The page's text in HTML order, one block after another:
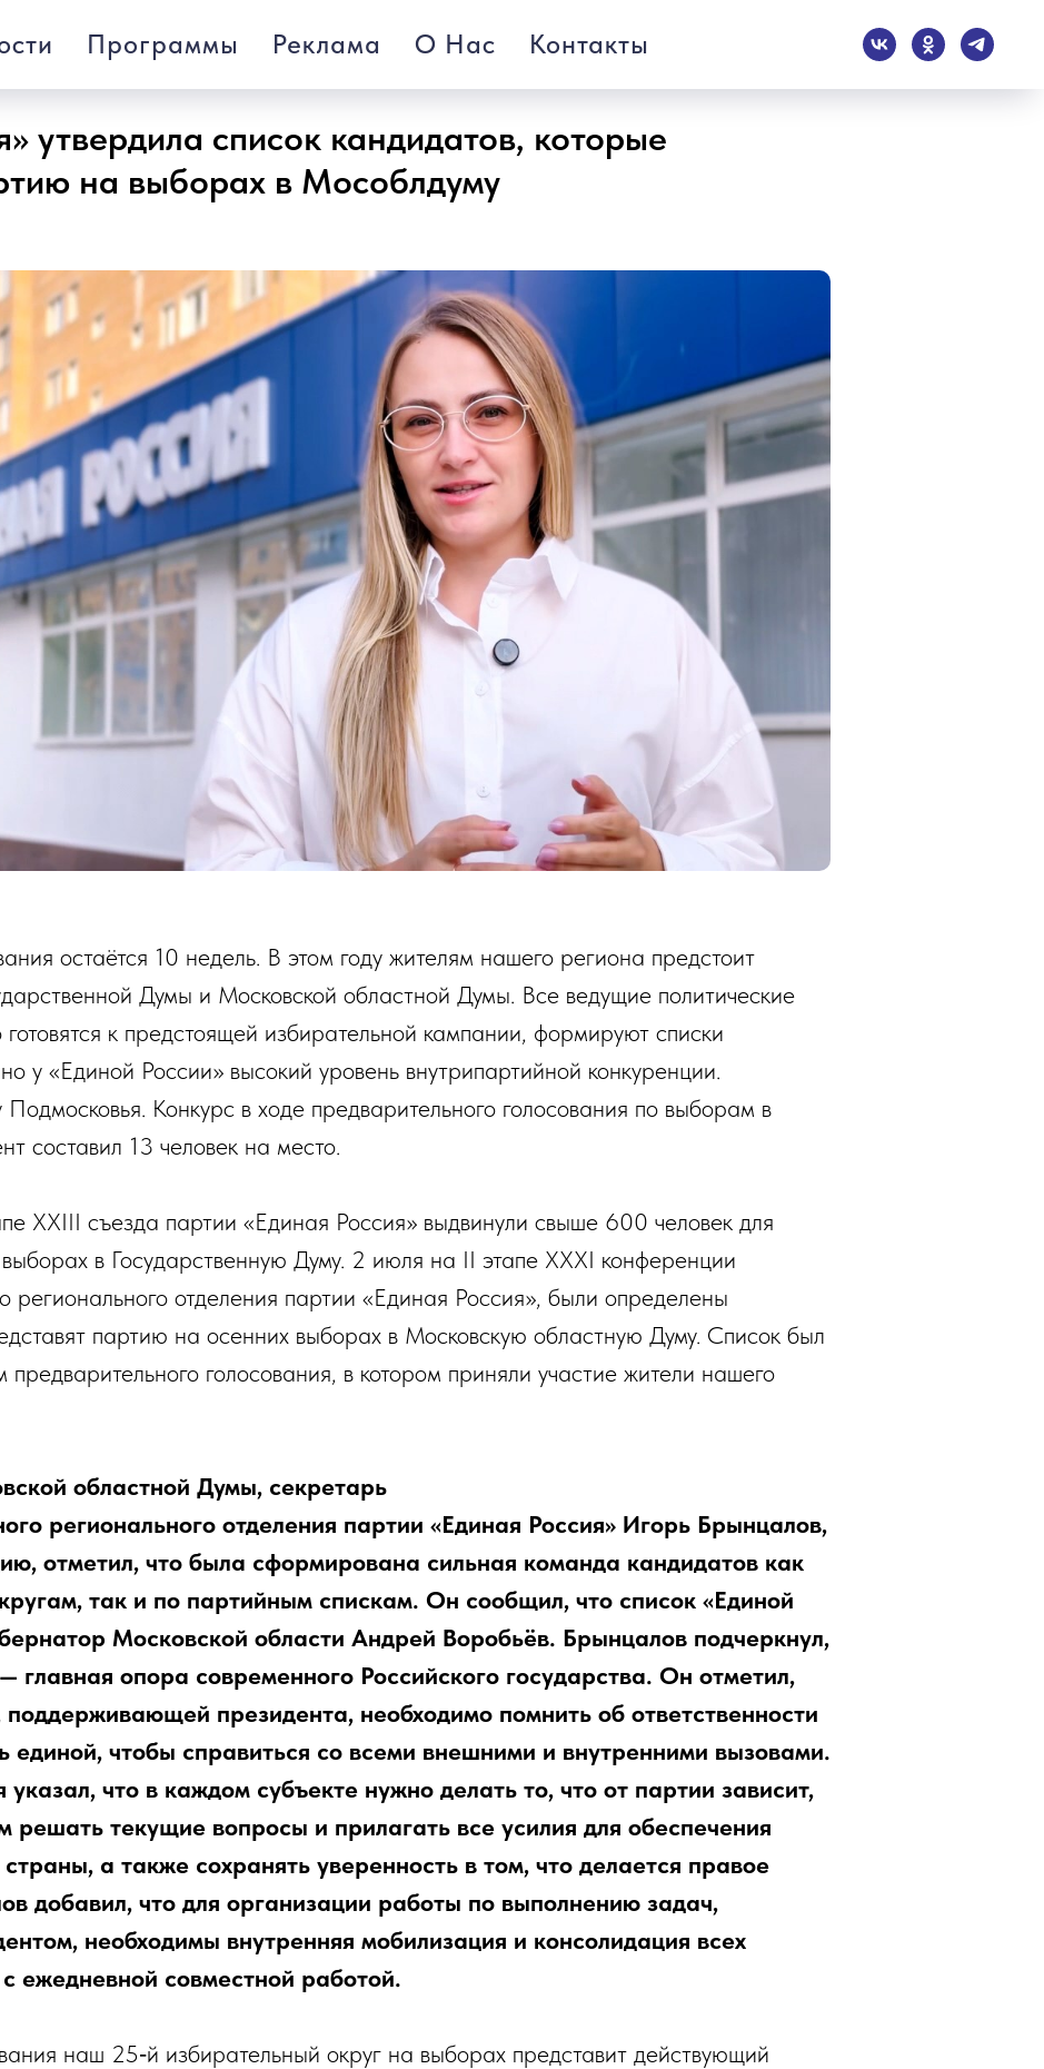
Программы Реклама О Нас Контакты
утвердила список кандидатов, которые
на выборах в Мособлдуму
остаётся 10 недель. В этом году жителям нашего региона предстоит
Думы и Московской областной Думы. Все ведущие политические
к предстоящей избирательной кампании, формируют списки
у «Единой России» высокий уровень внутрипартийной конкуренции.
Конкурс в ходе предварительного голосования по выборам в
составил 13 человек на место.
XXIII съезда партии «Единая Россия» выдвинули свыше 600 человек для
в Государственную Думу. 2 июля на II этапе XXXI конференции
регионального отделения партии «Единая Россия», были определены
партию на осенних выборах в Московскую областную Думу. Список был
голосования, в котором приняли участие жители нашего
областной Думы, секретарь
регионального отделения партии «Единая Россия» Игорь Брынцалов,
отметил, что была сформирована сильная команда кандидатов как
так и по партийным спискам. Он сообщил, что список «Единой
Московской области Андрей Воробьёв. Брынцалов подчеркнул,
главная опора современного Российского государства. Он отметил,
поддерживающей президента, необходимо помнить об ответственности
единой, чтобы справиться со всеми внешними и внутренними вызовами.
что в каждом субъекте нужно делать то, что от партии зависит,
решать текущие вопросы и прилагать все усилия для обеспечения
а также сохранять уверенность в том, что делается правое
добавил, что для организации работы по выполнению задач,
необходимы внутренняя мобилизация и консолидация всех
ежедневной совместной работой.
наш 25‑й избирательный округ на выборах представит действующий